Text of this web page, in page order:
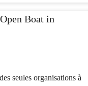
seules organisations à